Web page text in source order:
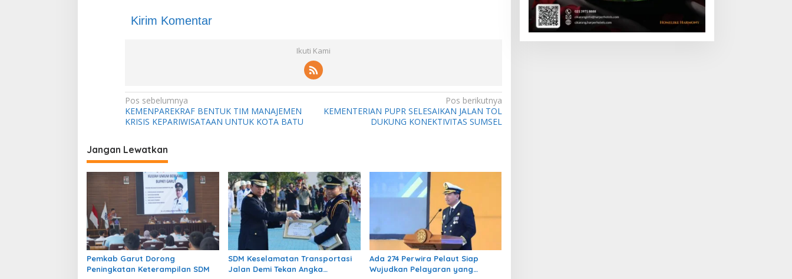
Kirim Komentar
Ikuti Kami
N
a
i
g
a
p
o
s
Pos sebelumnya
KEMENPAREKRAF BENTUK TIM MANAJEMEN
KRISIS KEPARIWISATAAN UNTUK KOTA BATU
Pos berikutnya
KEMENTERIAN PUPR SELESAIKAN JALAN TOL
DUKUNG KONEKTIVITAS SUMSEL
Jangan Lewatkan
Pemkab Garut Dorong
Peningkatan Keterampilan SDM
SDM Keselamatan Transportasi
Jalan Demi Tekan Angka
Ada 274 Perwira Pelaut Siap
Wujudkan Pelayaran yang